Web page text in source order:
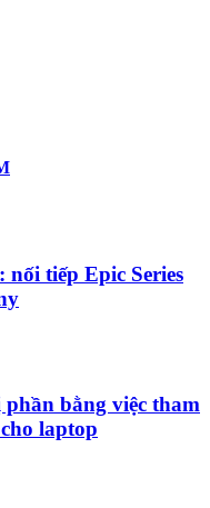
tiếp Epic Series
bằng việc tham
laptop